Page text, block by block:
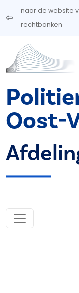
Overslaan en naar
naar de website
rechtbanken
Oost-